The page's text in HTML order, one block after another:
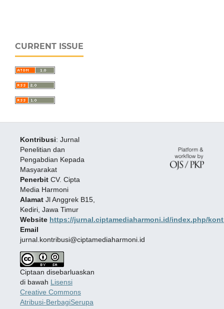
CURRENT ISSUE
Kontribusi: Jurnal
Penelitian dan
Pengabdian Kepada
Masyarakat
PenerbitCV. Cipta
Media Harmoni
AlamatJl Anggrek B15,
Kediri, Jawa Timur
Website https://jurnal.ciptamediaharmoni.id/index.php/
Email
jurnal.kontribusi@ciptamediaharmoni.id
Ciptaan disebarluaskan
di bawah Lisensi
Creative Commons
Atribusi-BerbagiSerupa